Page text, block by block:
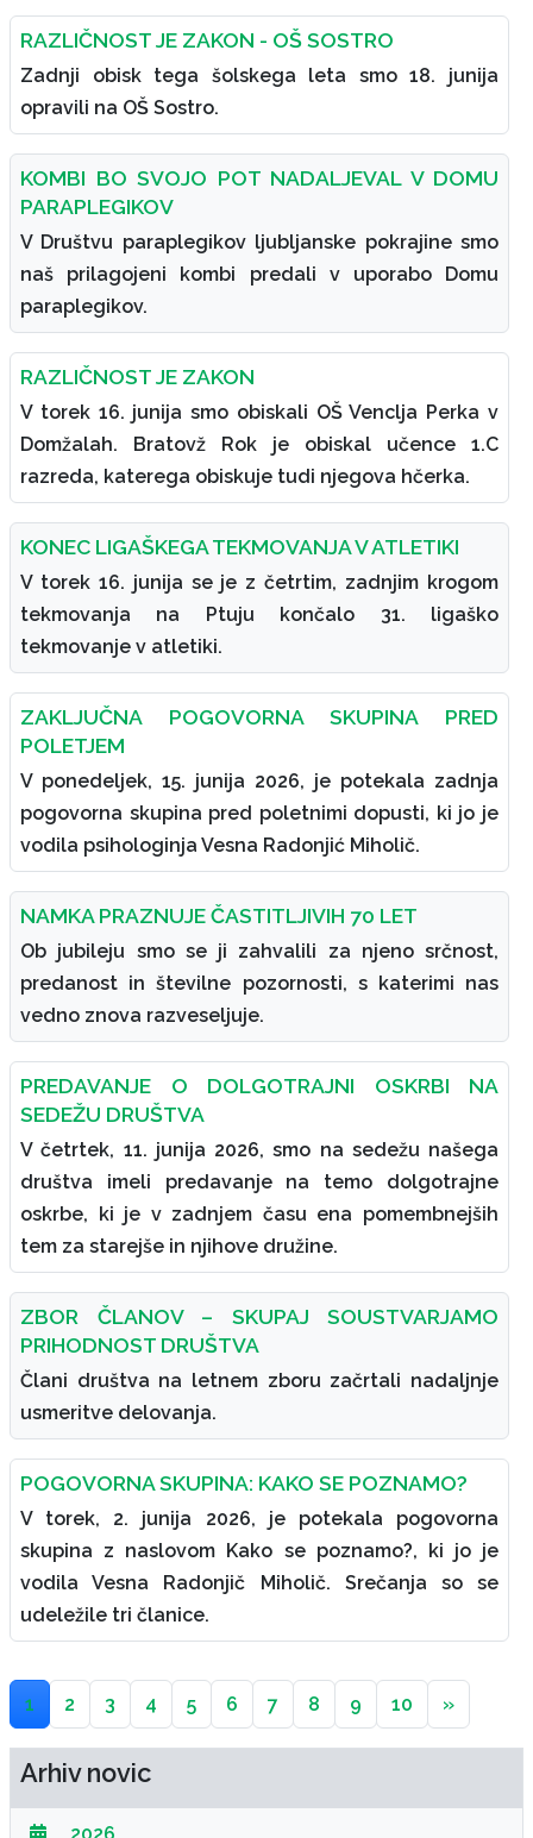
Arhiv novic
RAZLIČNOST JE ZAKON - OŠ SOSTRO
Zadnji obisk tega šolskega leta smo 18. junija
opravili na OŠ Sostro.
KOMBI BO SVOJO POT NADALJEVAL V DOMU
PARAPLEGIKOV
V Društvu paraplegikov ljubljanske pokrajine smo
naš prilagojeni kombi predali v uporabo Domu
paraplegikov.
RAZLIČNOST JE ZAKON
V torek 16. junija smo obiskali OŠ Venclja Perka v
Domžalah. Bratovž Rok je obiskal učence 1.C
razreda, katerega obiskuje tudi njegova hčerka.
KONEC LIGAŠKEGA TEKMOVANJA V ATLETIKI
V torek 16. junija se je z četrtim, zadnjim krogom
tekmovanja na Ptuju končalo 31. ligaško
tekmovanje v atletiki.
ZAKLJUČNA POGOVORNA SKUPINA PRED
POLETJEM
V ponedeljek, 15. junija 2026, je potekala zadnja
pogovorna skupina pred poletnimi dopusti, ki jo je
vodila psihologinja Vesna Radonjić Miholič.
NAMKA PRAZNUJE ČASTITLJIVIH 70 LET
Ob jubileju smo se ji zahvalili za njeno srčnost,
predanost in številne pozornosti, s katerimi nas
vedno znova razveseljuje.
PREDAVANJE O DOLGOTRAJNI OSKRBI NA
SEDEŽU DRUŠTVA
V četrtek, 11. junija 2026, smo na sedežu našega
društva imeli predavanje na temo dolgotrajne
oskrbe, ki je v zadnjem času ena pomembnejših
tem za starejše in njihove družine.
ZBOR ČLANOV – SKUPAJ SOUSTVARJAMO
PRIHODNOST DRUŠTVA
Člani društva na letnem zboru začrtali nadaljnje
usmeritve delovanja.
POGOVORNA SKUPINA: KAKO SE POZNAMO?
V torek, 2. junija 2026, je potekala pogovorna
skupina z naslovom Kako se poznamo?, ki jo je
vodila Vesna Radonjič Miholič. Srečanja so se
udeležile tri članice.
1 2 3 4 5 6 7 8 9 10 »